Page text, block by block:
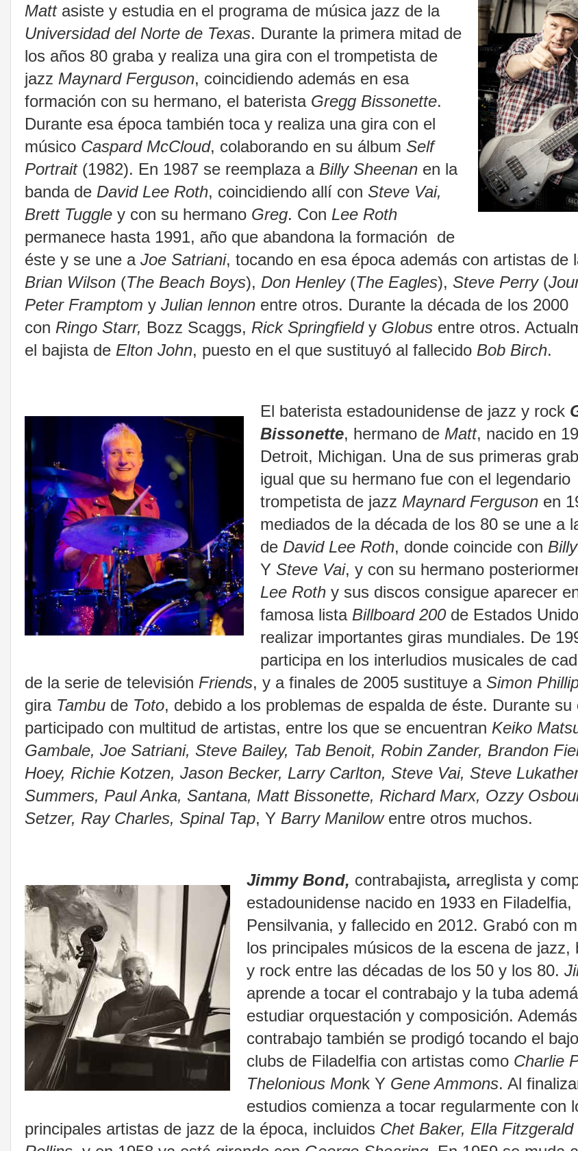
Mattasiste y estudia en el programa de música jazz de la
Universidad del Norte de Texas. Durante la primera mitad de
los años 80 graba y realiza una gira con el trompetista de
jazz Maynard Ferguson, coincidiendo además en esa
formación con su hermano, el baterista Gregg Bissonette.
Durante esa época también toca y realiza una gira con el
músico Caspard McCloud, colaborando en su álbum Self
Portrait(1982). En 1987 se reemplaza a Billy Sheenan en la
banda de David Lee Roth, coincidiendo allí con Steve Vai,
Brett Tuggle y con su hermano Greg. Con Lee Roth
permanece hasta 1991, año que abandona la formación de
éste y se une a Joe Satriani, tocando en esa época además con artistas de
Brian Wilson (The Beach Boys), Don Henley(The Eagles), Steve Perry(
Peter Framptom y Julian lennon entre otros. Durante la década de los 2000
con Ringo Starr, Bozz Scaggs, Rick Springfieldy Globus entre otros.
el bajista de Elton John, puesto en el que sustituyó al fallecido Bob Birch.
El baterista estadounidense de jazz y rock
Bissonette, hermano de Matt, nacido en
Detroit, Michigan. Una de sus primeras
igual que su hermano fue con el legendario
trompetista de jazz Maynard Fergusonen
mediados de la década de los 80 se une a
de David Lee Roth, donde coincide con
Y Steve Vai, y con su hermano
Lee Rothy sus discos consigue aparecer
famosa lista Billboard 200de Estados
realizar importantes giras mundiales. De
participa en los interludios musicales de
de la serie de televisión Friends, y a finales de 2005 sustituye a Simon
gira Tambu de Toto, debido a los problemas de espalda de éste. Durante su
participado con multitud de artistas, entre los que se encuentran Keiko
Gambale, Joe Satriani, Steve Bailey, Tab Benoit, Robin Zander, Brandon
Hoey, Richie Kotzen, Jason Becker, Larry Carlton, Steve Vai, Steve
Summers, Paul Anka, Santana, Matt Bissonette, Richard Marx, Ozzy
Setzer, Ray Charles, Spinal Tap, Y Barry Manilowentre otros muchos.
Jimmy Bond, contrabajista, arreglista y
estadounidense nacido en 1933 en Filadelfia,
Pensilvania, y fallecido en 2012. Grabó con
los principales músicos de la escena de jazz,
y rock entre las décadas de los 50 y los 80.
aprende a tocar el contrabajo y la tuba
estudiar orquestación y composición.
contrabajo también se prodigó tocando el
clubs de Filadelfia con artistas como Charlie
Thelonious Monk Y Gene Ammons. Al
estudios comienza a tocar regularmente con
principales artistas de jazz de la época, incluidos Chet Baker, Ella Fitzgerald